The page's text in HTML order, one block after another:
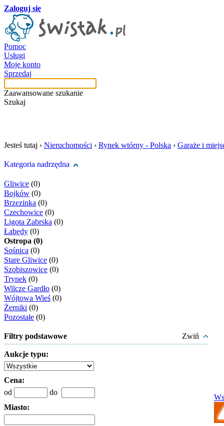
Zaloguj się
Pomoc
Usługi
Moje konto
Sprzedaj
Zaawansowane szukanie
Szukaj
Jesteś tutaj › Nieruchomości › Rynek wtórny - Polska › Garaże i
Kategoria nadrzędna
Gliwice (0)
Bojków (0)
Brzezinka (0)
Czechowice (0)
Ligota Zabrska (0)
Łabędy (0)
Ostropa (0)
Sośnica (0)
Stare Gliwice (0)
Szobiszowice (0)
Trynek (0)
Wilcze Gardło (0)
Wójtowa Wieś (0)
Żerniki (0)
Pozostałe (0)
Filtry podstawowe Zwiń
Aukcje typu:
Cena:
od
do
Miasto: